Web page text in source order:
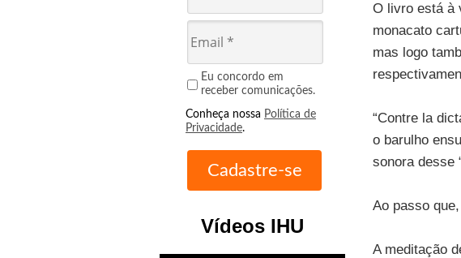
Eu concordo em
receber comunicações.
Conheça nossa Política de
Privacidade.
Vídeos IHU
O livro está à
monacato
mas logo
“Contre la
o barulho
sonora desse
Ao passo
A meditação